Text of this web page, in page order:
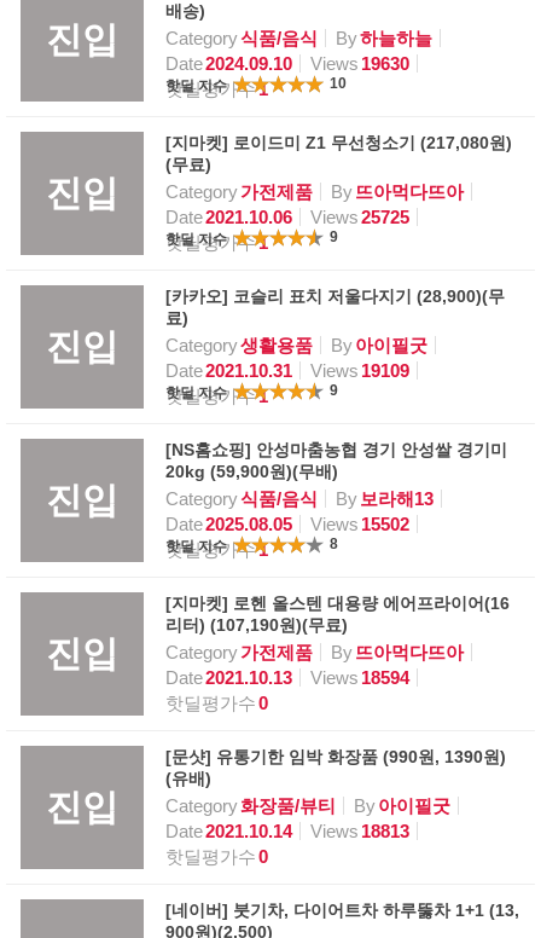
진입
배송)
Category식품/음식 By하늘하늘
Date2024.09.10 Views 19630
핫딜평가수1
핫딜 지수 10
진입
[지마켓] 로이드미 Z1 무선청소기 (217,080원)
(무료)
Category가전제품 By뜨아먹다뜨아
Date2021.10.06 Views25725
핫딜평가수1
핫딜 지수 9
진입
[카카오] 코슬리 표치 저울다지기 (28,900)(무
료)
Category생활용품 By아이필굿
Date2021.10.31 Views 19109
핫딜평가수1
핫딜 지수 9
진입
[NS홈쇼핑] 안성마춤농협 경기 안성쌀 경기미
20kg (59,900원)(무배)
Category식품/음식 By 보라해13
Date2025.08.05 Views 15502
핫딜평가수1
핫딜 지수 8
진입
[지마켓] 로헨 올스텐 대용량 에어프라이어(16
리터) (107,190원)(무료)
Category가전제품 By뜨아먹다뜨아
Date2021.10.13 Views 18594
핫딜평가수0
진입
[문샷] 유통기한 임박 화장품 (990원, 1390원)
(유배)
Category화장품/뷰티 By아이필굿
Date2021.10.14 Views 18813
핫딜평가수0
[네이버] 붓기차, 다이어트차 하루뚫차 1+1 (13,
900원)(2,500)